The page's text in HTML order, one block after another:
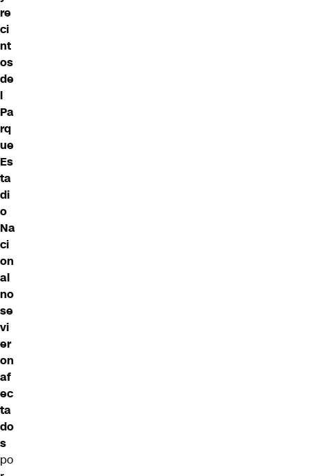
re
ci
nt
os
de
l
Pa
rq
ue
Es
ta
di
o
Na
ci
on
al
no
se
vi
er
on
af
ec
ta
do
s
po